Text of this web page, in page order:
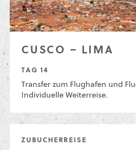
CUSCO – LIMA
TAG 14
Transfer zum Flughafen und
Individuelle Weiterreise.
ZUBUCHERREISE